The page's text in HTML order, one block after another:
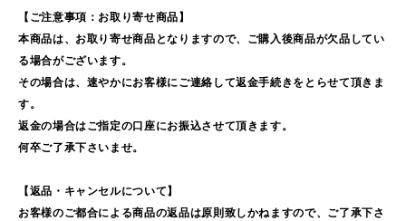
【ご注意事項：お取り寄せ商品】
本商品は、お取り寄せ商品となりますので、ご購入後商品が欠品してい
る場合がございます。
その場合は、速やかにお客様にご連絡して返金手続きをとらせて頂きま
す。
返金の場合はご指定の口座にお振込させて頂きます。
何卒ご了承下さいませ。
【返品・キャンセルについて】
お客様のご都合による商品の返品は原則致しかねますので、ご了承下さ